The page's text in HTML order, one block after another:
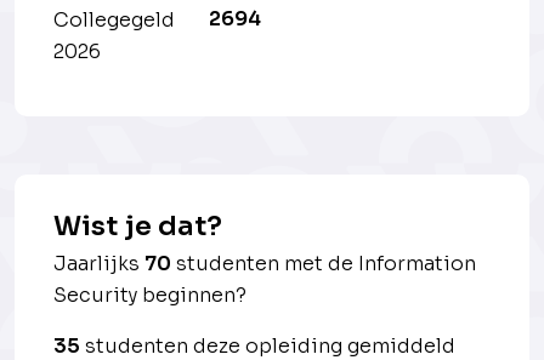
Collegegeld
2026
2694
Wist je dat?
Jaarlijks 70 studenten met de Information
Security beginnen?
35 studenten deze opleiding gemiddeld